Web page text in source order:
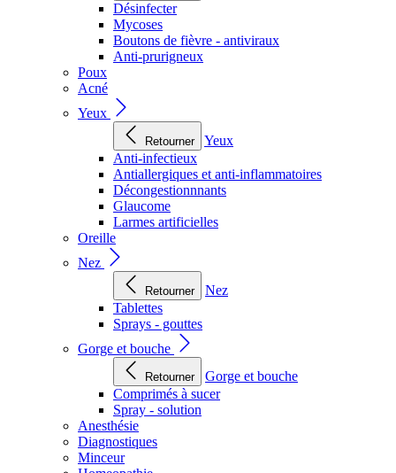
Désinfecter
Mycoses
Boutons de fièvre - antiviraux
Anti-prurigneux
Poux
Acné
Yeux
Retourner
Yeux
Anti-infectieux
Antiallergiques et anti-inflammatoires
Décongestionnnants
Glaucome
Larmes artificielles
Oreille
Nez
Retourner
Nez
Tablettes
Sprays - gouttes
Gorge et bouche
Retourner
Gorge et bouche
Comprimés à sucer
Spray - solution
Anesthésie
Diagnostiques
Minceur